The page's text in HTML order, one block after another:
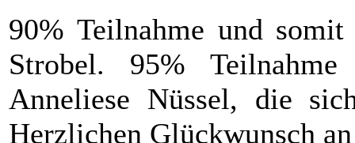
90% Teilnahme und
Strobel. 95%
Anneliese Nüssel, die
Herzlichen Glückwunsch